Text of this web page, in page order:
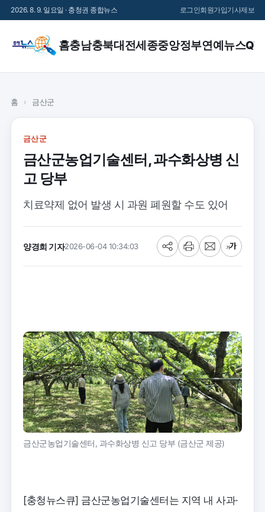
2026. 8. 9. 일요일 · 충청권 종합뉴스 로그인회원가입기사제보
홈충남충북대전세종중앙정부연예 뉴스
홈 › 금산군
금산군
금산군농업기술센터, 과수화상병 신
고 당부
치료약제 없어 발생 시 과원 폐원할 수도 있어
양경희 기자2026-06-04 10:34:03
공
유
프
린
메
일
글
씨
금산군농업기술센터, 과수화상병 신고 당부 (금산군 제공)
[충청뉴스큐] 금산군농업기술센터는 지역 내 사과·